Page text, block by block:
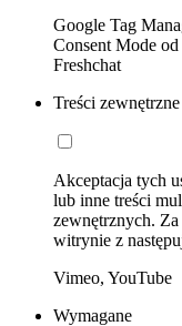
Google Tag
Consent Mode
Freshchat
Treści zewnętrzne
Akceptacja tych
lub inne treści
zewnętrznych.
witrynie z
Vimeo, YouTube
Wymagane